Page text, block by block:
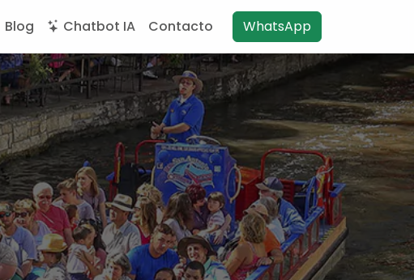
Blog Chatbot IA Contacto WhatsApp